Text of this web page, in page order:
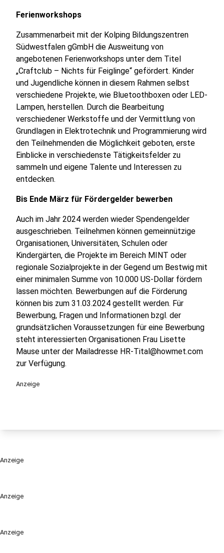
Anzeige
Anzeige
Ferienworkshops
Zusammenarbeit mit der Kolping Bildungszentren
Südwestfalen gGmbH die Ausweitung von
angebotenen Ferienworkshops unter dem Titel
„Craftclub – Nichts für Feiglinge“ gefördert. Kinder
und Jugendliche können in diesem Rahmen selbst
verschiedene Projekte, wie Bluetoothboxen oder LED-
Lampen, herstellen. Durch die Bearbeitung
verschiedener Werkstoffe und der Vermittlung von
Grundlagen in Elektrotechnik und Programmierung wird
den Teilnehmenden die Möglichkeit geboten, erste
Einblicke in verschiedenste Tätigkeitsfelder zu
sammeln und eigene Talente und Interessen zu
entdecken.
Bis Ende März für Fördergelder bewerben
Auch im Jahr 2024 werden wieder Spendengelder
ausgeschrieben. Teilnehmen können gemeinnützige
Organisationen, Universitäten, Schulen oder
Kindergärten, die Projekte im Bereich MINT oder
regionale Sozialprojekte in der Gegend um Bestwig mit
einer minimalen Summe von 10.000 US-Dollar fördern
lassen möchten. Bewerbungen auf die Förderung
können bis zum 31.03.2024 gestellt werden. Für
Bewerbung, Fragen und Informationen bzgl. der
grundsätzlichen Voraussetzungen für eine Bewerbung
steht interessierten Organisationen Frau Lisette
Mause unter der Mailadresse HR-Tital@howmet.com
zur Verfügung.
Anzeige
Anzeige